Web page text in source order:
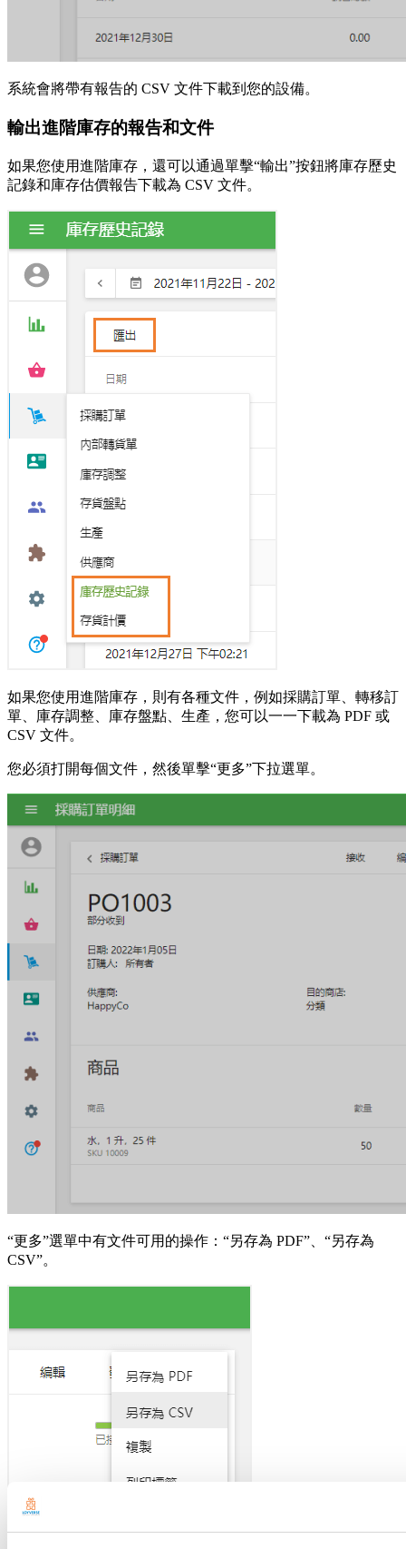
系統會將帶有報告的 CSV 文件下載到您的設備。
輸出進階庫存的報告和文件
如果您使用進階庫存，還可以通過單擊“輸出”按鈕將庫存歷史
記錄和庫存估價報告下載為 CSV 文件。
如果您使用進階庫存，則有各種文件，例如採購訂單、轉移訂
單、庫存調整、庫存盤點、生產，您可以一一下載為 PDF 或
CSV 文件。
您必須打開每個文件，然後單擊“更多”下拉選單。
“更多”選單中有文件可用的操作：“另存為 PDF”、“另存為
CSV”。